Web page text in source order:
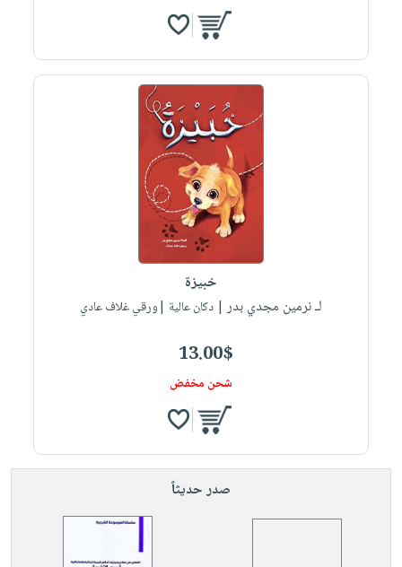
خبيزة
لـ نرمين مجدي بدر| دكان عالية |ورقي غلاف عادي
13.00$
شحن مخفض
صدر حديثاً